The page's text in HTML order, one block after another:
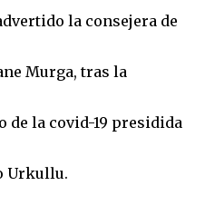
la consejera de
Murga, tras la
de la covid-19 presidida
Urkullu.